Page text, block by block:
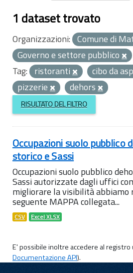
1 dataset trovato
Organizzazioni: Comune di
Governo e settore pubblico
Tag: ristoranti
cibo da
pizzerie
dehors
RISULTATO DEL FILTRO
Occupazioni suolo pubblico
storico e Sassi
Occupazioni suolo pubblico
Sassi autorizzate dagli uffici
migliorare la visibilità abbiamo
seguente MAPPA collegata...
CSV Excel XLSX
E' possibile inoltre accedere al registro
Documentazione API).